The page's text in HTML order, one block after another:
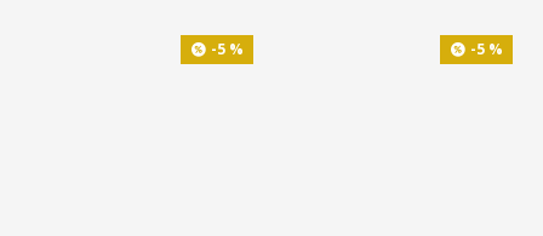
-5 % -5 %